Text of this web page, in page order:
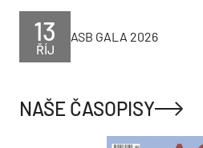
ŘÍJ
13 ASB GALA 2026
NAŠE ČASOPISY